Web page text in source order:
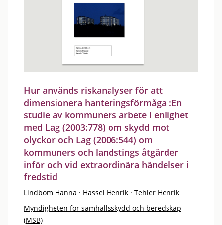
Hur används riskanalyser för att
dimensionera hanteringsförmåga :En
studie av kommuners arbete i enlighet
med Lag (2003:778) om skydd mot
olyckor och Lag (2006:544) om
kommuners och landstings åtgärder
inför och vid extraordinära händelser i
fredstid
Lindbom Hanna · Hassel Henrik · Tehler Henrik
Myndigheten för samhällsskydd och beredskap
(MSB)